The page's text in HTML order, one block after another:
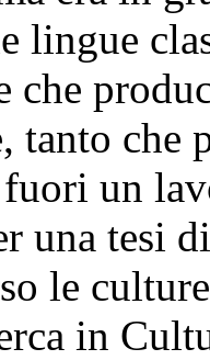
lingue
tanto che
fuori un
una tesi
le
in